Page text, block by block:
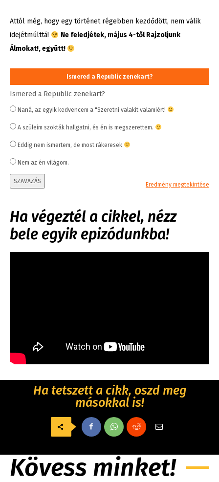
Attól még, hogy egy történet régebben kezdődött, nem válik
idejétmúlttá!
Ne feledjétek, május 4-től Rajzoljunk
Álmokat!, együtt!
Ismered a Republic zenekart?
Ismered a Republic zenekart?
Naná, az egyik kedvencem a "Szeretni valakit valamiért!
A szüleim szokták hallgatni, és én is megszerettem.
Eddig nem ismertem, de most rákeresek
Nem az én világom.
SZAVAZÁS Eredmény megtekintése
Ha végeztél a cikkel, nézz
bele egyik epizódunkba!
Ha tetszett a cikk, oszd meg
másokkal is!
Kövess minket!